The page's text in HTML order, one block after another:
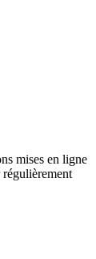
mises en ligne